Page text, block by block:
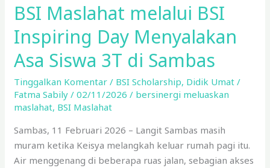
BSI Maslahat melalui BSI
Inspiring Day Menyalakan
Asa Siswa 3T di Sambas
Tinggalkan Komentar / BSI Scholarship, Didik Umat /
Fatma Sabily/02/11/2026/ bersinergi meluaskan
maslahat, BSI Maslahat
Sambas, 11 Februari 2026 – Langit Sambas masih
muram ketika Keisya melangkah keluar rumah pagi itu.
Air menggenang di beberapa ruas jalan, sebagian akses